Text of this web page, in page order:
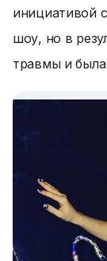
инициативой
шоу, но в
травмы и была